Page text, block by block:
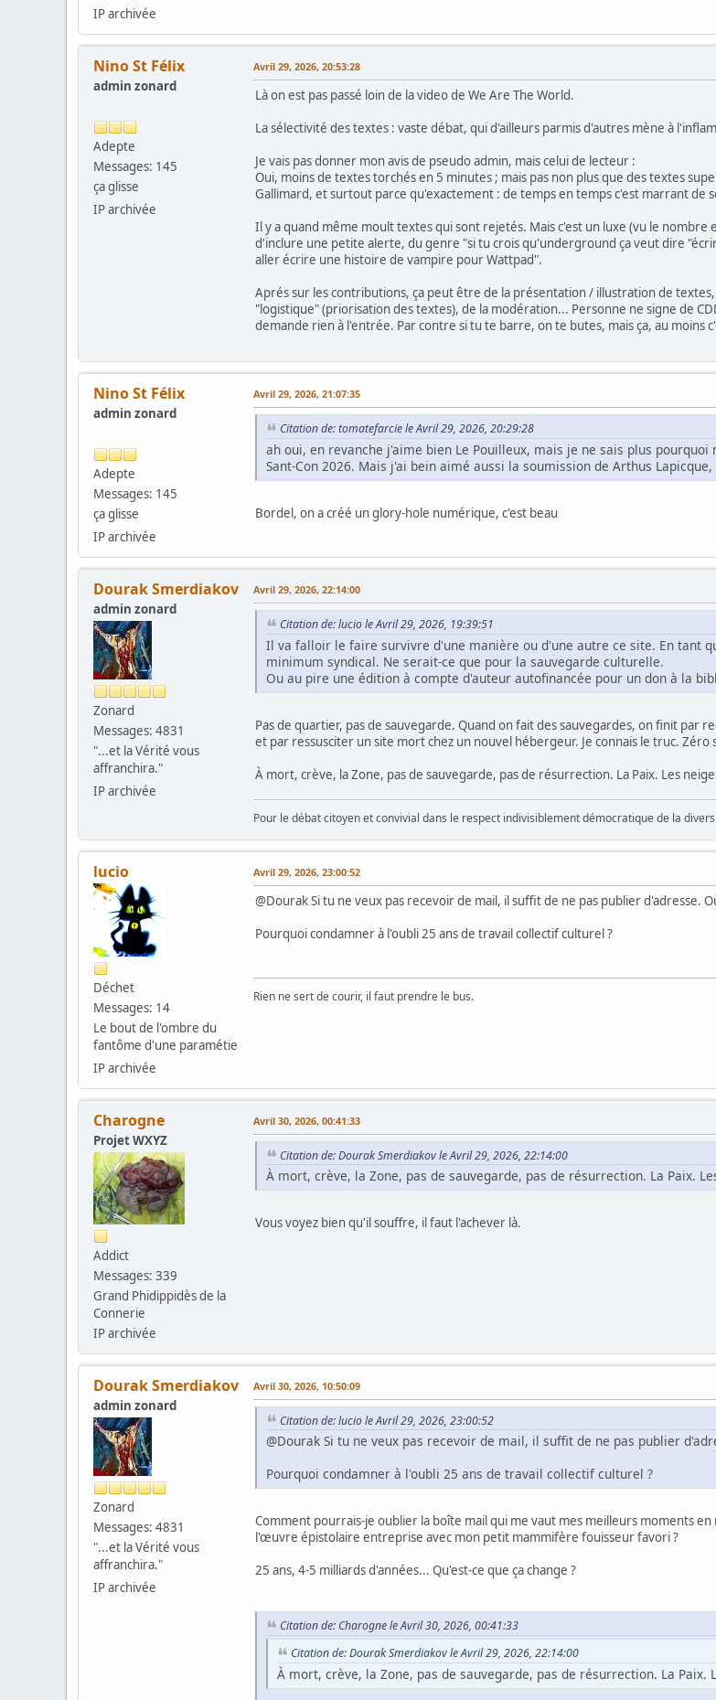
IP archivée
Nino St Félix
admin zonard
Adepte
Messages: 145
ça glisse
IP archivée
Avril 29, 2026, 20:53:28
Là on est pas passé loin de la video de We Are The World.
La sélectivité des textes : vaste débat, qui d'ailleurs parmis d'autres mène à
Je vais pas donner mon avis de pseudo admin, mais celui de lecteur :
Oui, moins de textes torchés en 5 minutes ; mais pas non plus que des textes
Gallimard, et surtout parce qu'exactement : de temps en temps c'est marrant de
Il y a quand même moult textes qui sont rejetés. Mais c'est un luxe (vu le
d'inclure une petite alerte, du genre "si tu crois qu'underground ça veut dire
aller écrire une histoire de vampire pour Wattpad".
Aprés sur les contributions, ça peut être de la présentation / illustration de
"logistique" (priorisation des textes), de la modération... Personne ne signe de
demande rien à l'entrée. Par contre si tu te barre, on te butes, mais ça, au moins
Nino St Félix
admin zonard
Adepte
Messages: 145
ça glisse
IP archivée
Avril 29, 2026, 21:07:35
Citation de: tomatefarcie le Avril 29, 2026, 20:29:28
ah oui, en revanche j'aime bien Le Pouilleux, mais je ne sais plus
Sant-Con 2026. Mais j'ai bein aimé aussi la soumission de Arthus
Bordel, on a créé un glory-hole numérique, c'est beau
Dourak Smerdiakov
admin zonard
Zonard
Messages: 4831
"...et la Vérité vous
affranchira."
IP archivée
Avril 29, 2026, 22:14:00
Citation de: lucio le Avril 29, 2026, 19:39:51
Il va falloir le faire survivre d'une manière ou d'une autre ce site. En tant
minimum syndical. Ne serait-ce que pour la sauvegarde culturelle.
Ou au pire une édition à compte d'auteur autofinancée pour un don à la
Pas de quartier, pas de sauvegarde. Quand on fait des sauvegardes, on finit par
et par ressusciter un site mort chez un nouvel hébergeur. Je connais le truc. Zéro
À mort, crève, la Zone, pas de sauvegarde, pas de résurrection. La Paix. Les
Pour le débat citoyen et convivial dans le respect indivisiblement démocratique de la
lucio
Déchet
Messages: 14
Le bout de l'ombre du
fantôme d'une paramétie
IP archivée
Avril 29, 2026, 23:00:52
@Dourak Si tu ne veux pas recevoir de mail, il suffit de ne pas publier d'adresse.
Pourquoi condamner à l'oubli 25 ans de travail collectif culturel ?
Rien ne sert de courir, il faut prendre le bus.
Charogne
Projet WXYZ
Addict
Messages: 339
Grand Phidippidès de la
Connerie
IP archivée
Avril 30, 2026, 00:41:33
Citation de: Dourak Smerdiakov le Avril 29, 2026, 22:14:00
À mort, crève, la Zone, pas de sauvegarde, pas de résurrection. La Paix.
Vous voyez bien qu'il souffre, il faut l'achever là.
Dourak Smerdiakov
admin zonard
Zonard
Messages: 4831
"...et la Vérité vous
affranchira."
IP archivée
Avril 30, 2026, 10:50:09
Citation de: lucio le Avril 29, 2026, 23:00:52
@Dourak Si tu ne veux pas recevoir de mail, il suffit de ne pas publier
Pourquoi condamner à l'oubli 25 ans de travail collectif culturel ?
Comment pourrais-je oublier la boîte mail qui me vaut mes meilleurs moments
l'œuvre épistolaire entreprise avec mon petit mammifère fouisseur favori ?
25 ans, 4-5 milliards d'années... Qu'est-ce que ça change ?
Citation de: Charogne le Avril 30, 2026, 00:41:33
Citation de: Dourak Smerdiakov le Avril 29, 2026, 22:14:00
À mort, crève, la Zone, pas de sauvegarde, pas de résurrection. La Paix.